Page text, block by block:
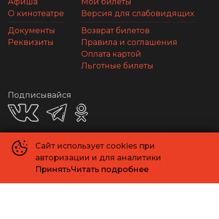
Сайт использует cookies при
авторизации и для аналитики
ПринятьЧитать подробнее
О кинотеатре
Документы
Реквизиты
Версия для слабовидящих
Возврат билетов
Правила и соглашения
Оплата картой
Льготные билеты
Подписывайся
Приложения